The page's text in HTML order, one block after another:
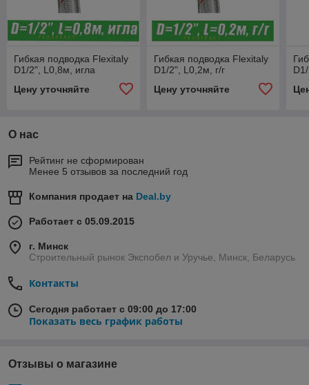
Гибкая подводка Flexitaly
D1/2", L0,8м, игла
Цену уточняйте
Гибкая подводка Flexitaly
D1/2", L0,2м, г/г
Цену уточняйте
О нас
Рейтинг не сформирован
Менее 5 отзывов за последний год
Компания продает на Deal.by
Работает с 05.09.2015
г. Минск
Строительный рынок Экспобел и Уручье, Минск, Беларусь
Контакты
Сегодня работает с 09:00 до 17:00
Показать весь график работы
Отзывы о магазине